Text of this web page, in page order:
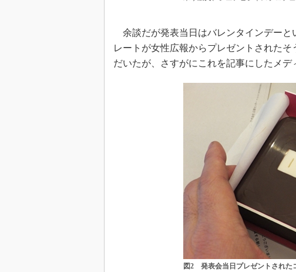
余談だが発表当日はバレンタインデーと
レートが女性広報からプレゼントされたそ
だいたが、さすがにこれを記事にしたメデ
図2 発表会当日プレゼントされた